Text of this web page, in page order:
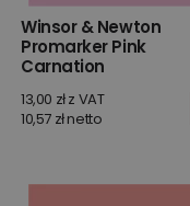
Winsor & Newton
Promarker Pink
Carnation
13,00 zł z VAT
10,57 zł netto